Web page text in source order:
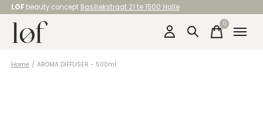
LOF beauty concept Basiliekstraat 21 te 1500 Halle
0items
Home / AROMA DIFFUSER - 500ml